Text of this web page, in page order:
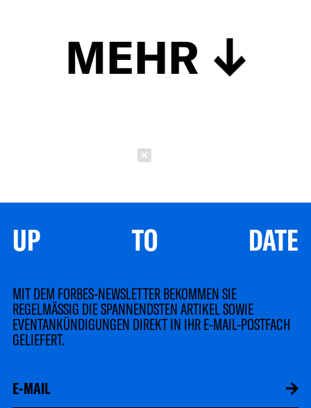
MEHR
UP TO DATE
MIT DEM FORBES-NEWSLETTER BEKOMMEN SIE
REGELMÄSSIG DIE SPANNENDSTEN ARTIKEL SOWIE
EVENTANKÜNDIGUNGEN DIREKT IN IHR E-MAIL-POSTFACH
GELIEFERT.